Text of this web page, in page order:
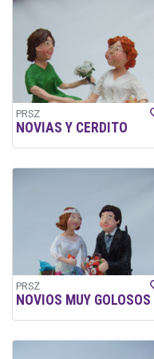
PRSZ
NOVIAS Y CERDITO
PRSZ
NOVIOS MUY GOLOSOS